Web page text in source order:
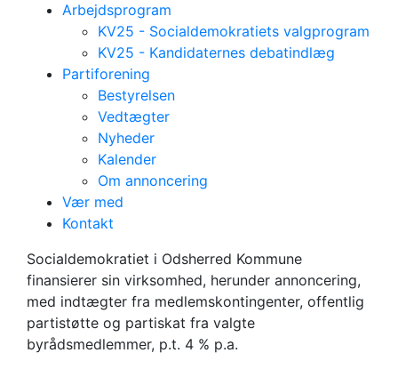
Arbejdsprogram
KV25 - Socialdemokratiets valgprogram
KV25 - Kandidaternes debatindlæg
Partiforening
Bestyrelsen
Vedtægter
Nyheder
Kalender
Om annoncering
Vær med
Kontakt
Om annoncering
Socialdemokratiet i Odsherred Kommune
finansierer sin virksomhed, herunder annoncering,
med indtægter fra medlemskontingenter, offentlig
partistøtte og partiskat fra valgte
byrådsmedlemmer, p.t. 4 % p.a.